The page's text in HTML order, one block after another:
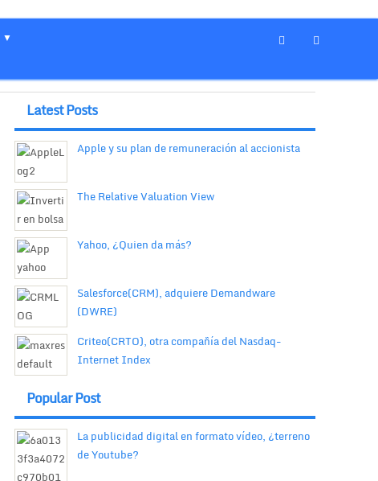
Latest Posts
Apple y su plan de remuneración al accionista
The Relative Valuation View
Yahoo, ¿Quien da más?
Salesforce(CRM), adquiere Demandware
(DWRE)
Criteo(CRTO), otra compañía del Nasdaq-
Internet Index
Popular Post
La publicidad digital en formato vídeo, ¿terreno
de Youtube?